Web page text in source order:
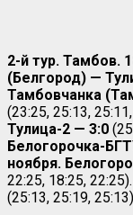
2-й тур. Тамбов.
(Белгород) —
Тамбовчанка
(23:25, 25:13,
Тулица-2 — 3:0
Белогорочка-
ноября.
22:25, 18:25, 22:25).
(25:13, 25:19,